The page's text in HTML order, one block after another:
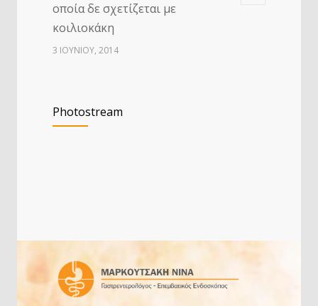
οποία δε σχετίζεται με
κοιλιοκάκη
3 ΙΟΥΝΊΟΥ, 2014
20 ΙΟΥΛΊΟΥ, 2014
Photostream